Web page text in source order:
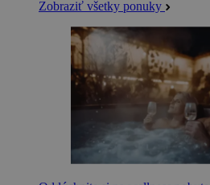
Zobraziť všetky ponuky